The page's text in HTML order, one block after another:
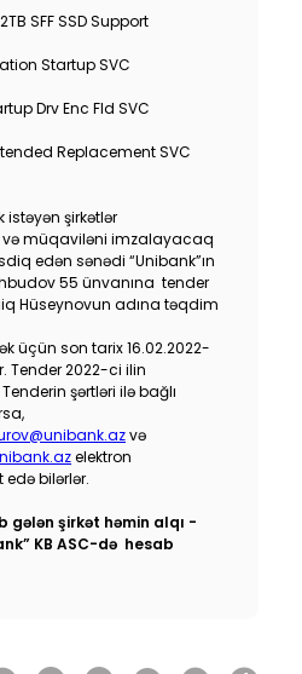
SFF SSD Support
Startup SVC
Drv Enc Fld SVC
Replacement SVC
istəyən şirkətlər
və müqaviləni imzalayacaq
edən sənədi “Unibank”ın
55 ünvanına tender
Hüseynovun adına təqdim
üçün son tarix 16.02.2022-
Tender 2022-ci ilin
şərtləri ilə bağlı
və
elektron
bilərlər.
gələn şirkət həmin alqı -
KB ASC-də hesab